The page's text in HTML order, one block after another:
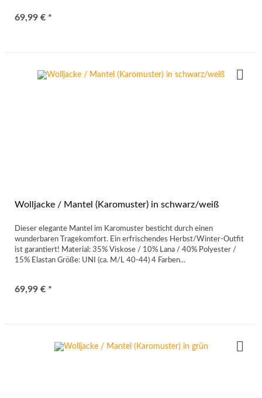
69,99 € *
Wolljacke / Mantel (Karomuster) in schwarz/weiß
Dieser elegante Mantel im Karomuster besticht durch einen
wunderbaren Tragekomfort. Ein erfrischendes Herbst/Winter-Outfit
ist garantiert! Material: 35% Viskose / 10% Lana / 40% Polyester /
15% Elastan Größe: UNI (ca. M/L 40-44) 4 Farben...
69,99 € *